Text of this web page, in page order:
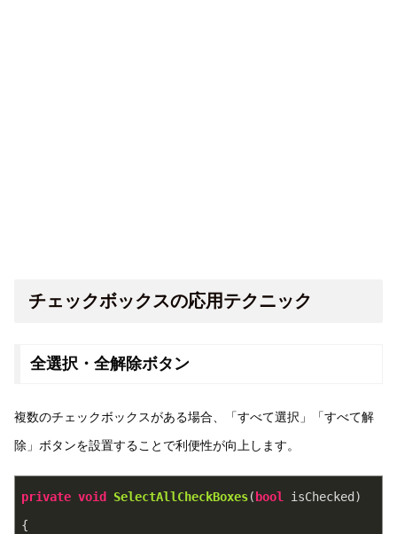
チェックボックスの応用テクニック
全選択・全解除ボタン
複数のチェックボックスがある場合、「すべて選択」「すべて解
除」ボタンを設置することで利便性が向上します。
private void SelectAllCheckBoxes( bool isChecked )
{